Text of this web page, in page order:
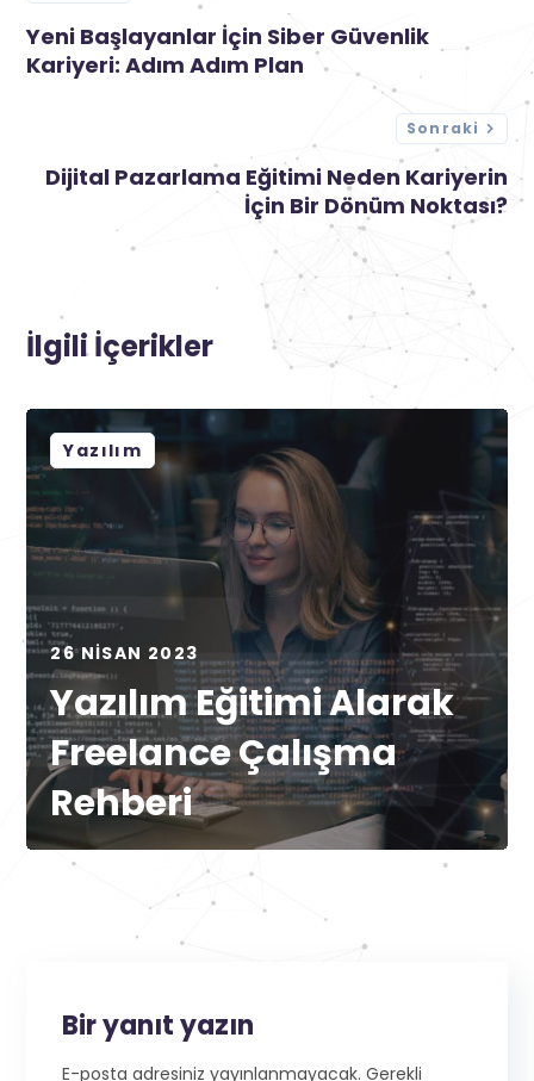
Yeni Başlayanlar İçin Siber Güvenlik
Kariyeri: Adım Adım Plan
Sonraki
Dijital Pazarlama Eğitimi Neden Kariyerin
İçin Bir Dönüm Noktası?
İlgili İçerikler
Yazılım
26 NISAN 2023
Yazılım Eğitimi Alarak
Freelance Çalışma
Rehberi
Bir yanıt yazın
E-posta adresiniz yayınlanmayacak. Gerekli